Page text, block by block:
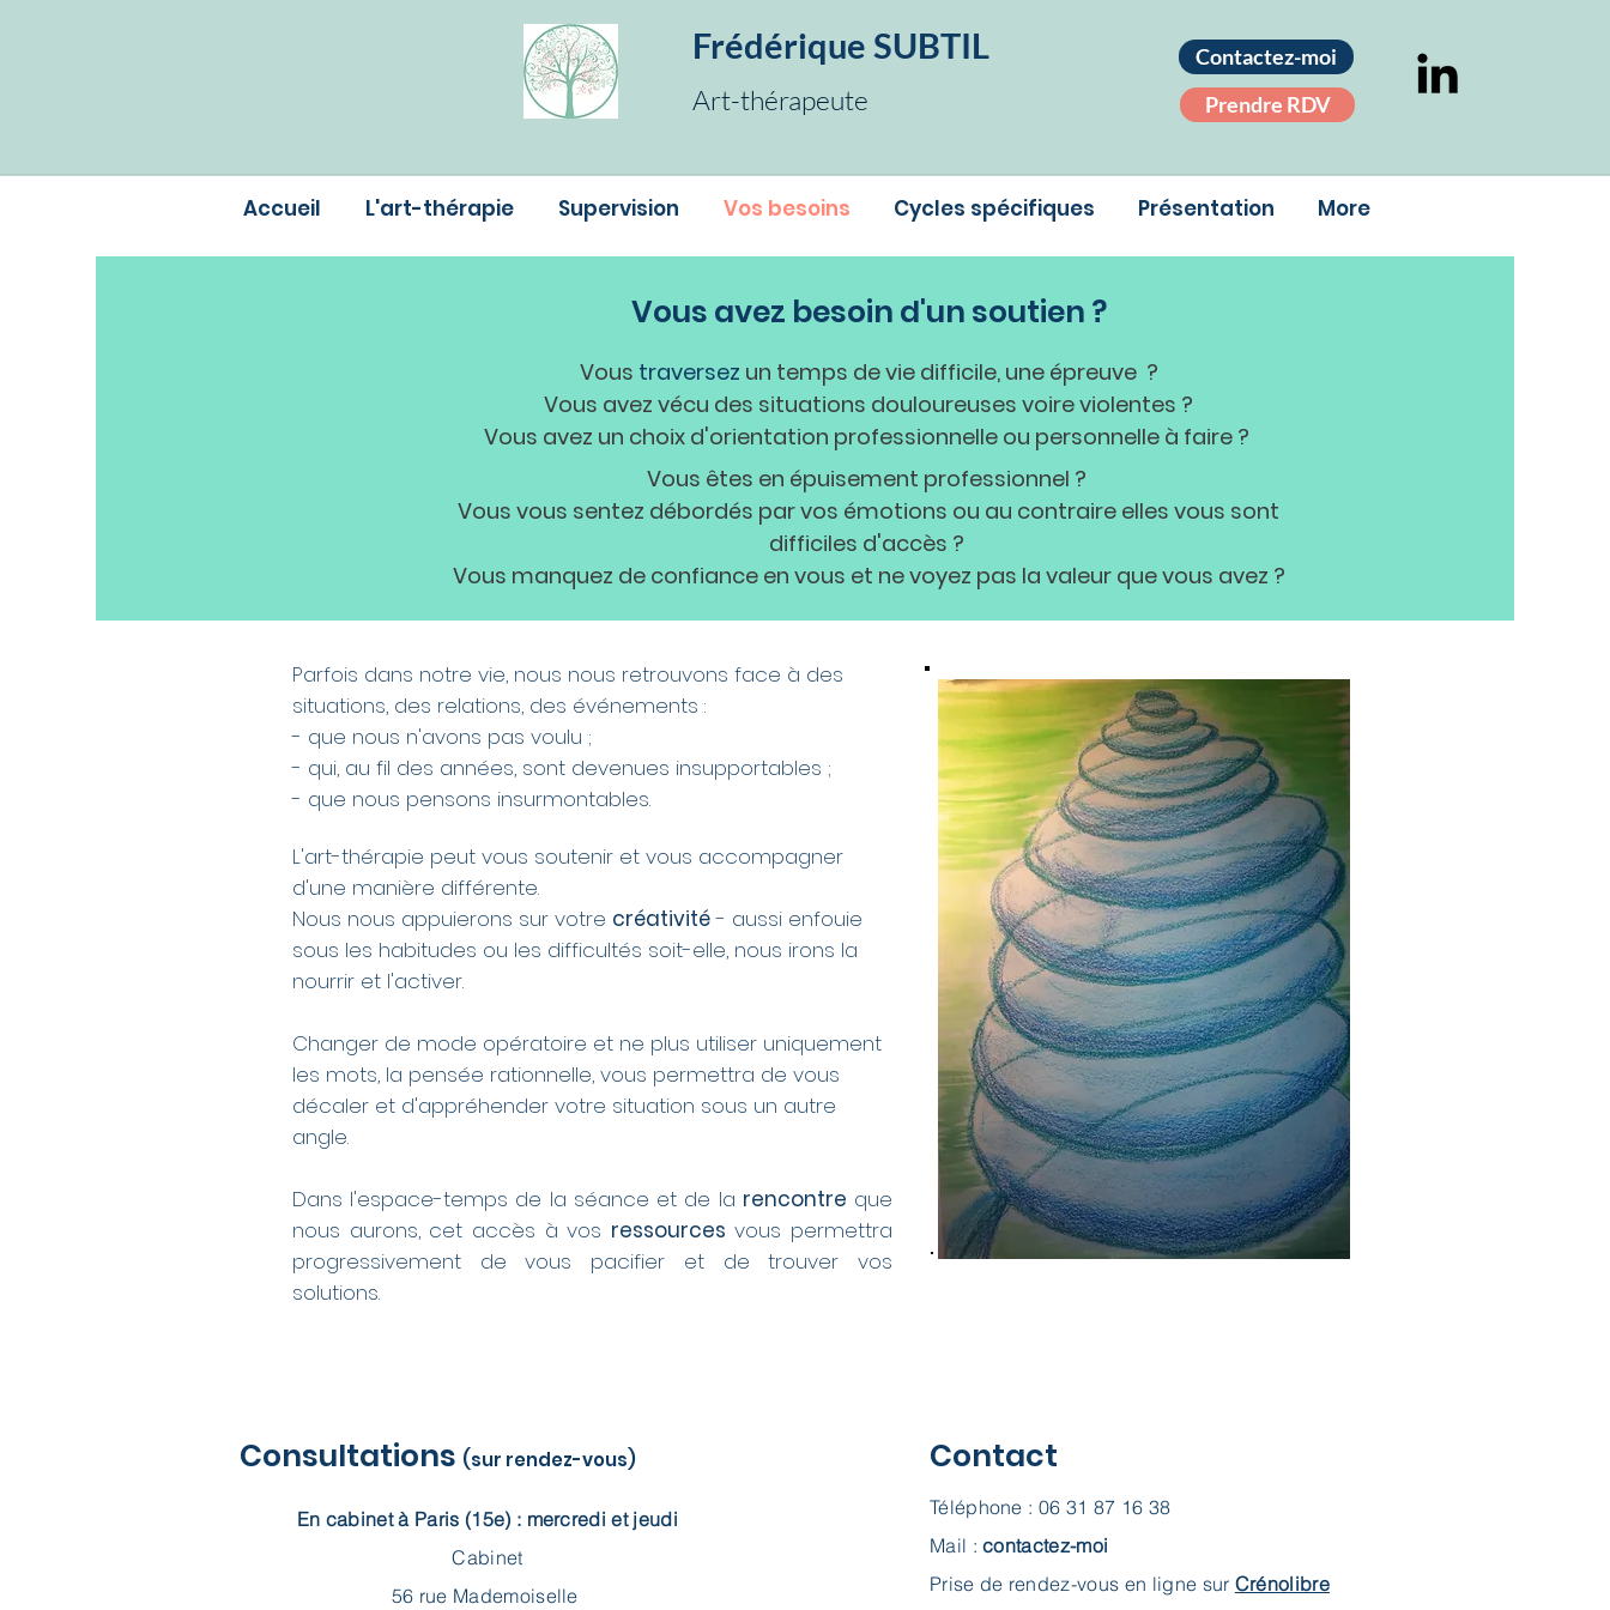
Frédérique SUBTIL
Art-thérapeute
Contactez-moi
Prendre RDV
Accueil L'art-thérapie Supervision Vos besoins Cycles spécifiques Présentation More
Vous avez besoin d'un soutien ?
Vous traversez un temps de vie difficile, une épreuve ?
Vous avez vécu des situations douloureuses voire violentes ?
Vous avez un choix d'orientation professionnelle ou personnelle à faire ?
Vous êtes en épuisement professionnel ?
Vous vous sentez débordés par vos émotions ou au contraire elles vous sont
difficiles d'accès ?
Vous manquez de confiance en vous et ne voyez pas la valeur que vous avez ?
Parfois dans notre vie, nous nous retrouvons face à des
situations, des relations, des événements :
- que nous n'avons pas voulu ;
- qui, au fil des années, sont devenues insupportables ;
- que nous pensons insurmontables.
L'art-thérapie peut vous soutenir et vous accompagner
d'une manière différente.
Nous nous appuierons sur votre créativité- aussi enfouie
sous les habitudes ou les difficultés soit-elle, nous irons la
nourrir et l'activer.
Changer de mode opératoire et ne plus utiliser uniquement
les mots, la pensée rationnelle, vous permettra de vous
décaler et d'appréhender votre situation sous un autre
angle.
Dans l'espace-temps de la séance et de la rencontre que
nous aurons, cet accès à vos ressources vous permettra
progressivement de vous pacifier et de trouver vos
solutions.
Consultations (sur rendez-vous)
En cabinet à Paris (15e) : mercredi et jeudi
Cabinet
56 rue Mademoiselle
Contact
Téléphone : 06 31 87 16 38
Mail :contactez-moi
Prise de rendez-vous en ligne sur Crénolibre